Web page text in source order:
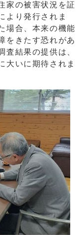
家の被害状況を証
より発行されま
場合、本来の機能
をきたす恐れがあ
査結果の提供は、
大いに期待されま